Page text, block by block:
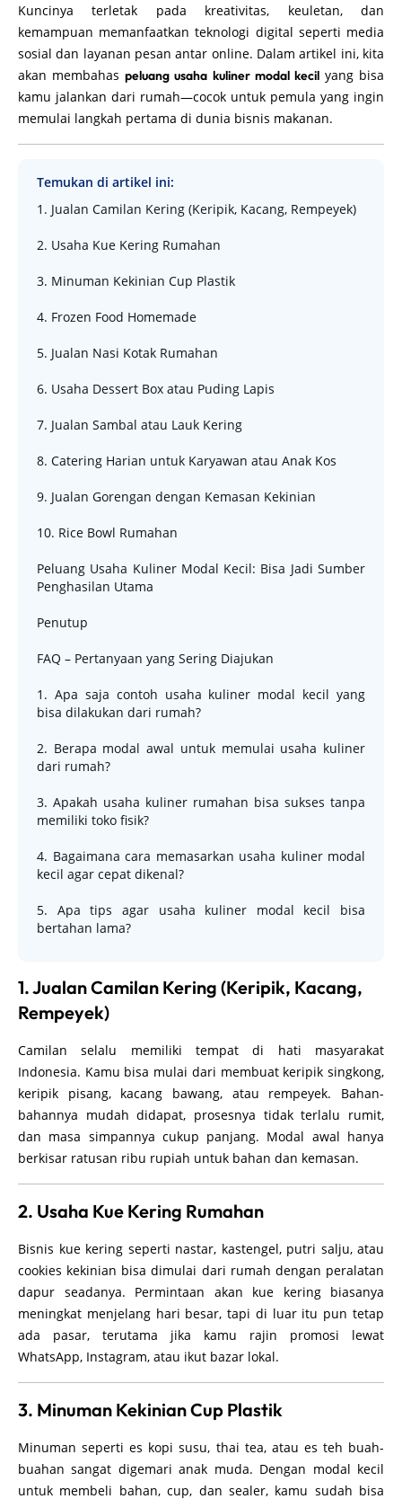
Kuncinya terletak pada kreativitas, keuletan, dan
kemampuan memanfaatkan teknologi digital seperti media
sosial dan layanan pesan antar online. Dalam artikel ini, kita
akan membahaspeluang usaha kuliner modal kecilyang bisa
kamu jalankan dari rumah—cocok untuk pemula yang ingin
memulai langkah pertama di dunia bisnis makanan.
Temukan di artikel ini:
1. Jualan Camilan Kering (Keripik, Kacang, Rempeyek)
2. Usaha Kue Kering Rumahan
3. Minuman Kekinian Cup Plastik
4. Frozen Food Homemade
5. Jualan Nasi Kotak Rumahan
6. Usaha Dessert Box atau Puding Lapis
7. Jualan Sambal atau Lauk Kering
8. Catering Harian untuk Karyawan atau Anak Kos
9. Jualan Gorengan dengan Kemasan Kekinian
10. Rice Bowl Rumahan
Peluang Usaha Kuliner Modal Kecil: Bisa Jadi Sumber
Penghasilan Utama
Penutup
FAQ – Pertanyaan yang Sering Diajukan
1. Apa saja contoh usaha kuliner modal kecil yang
bisa dilakukan dari rumah?
2. Berapa modal awal untuk memulai usaha kuliner
dari rumah?
3. Apakah usaha kuliner rumahan bisa sukses tanpa
memiliki toko fisik?
4. Bagaimana cara memasarkan usaha kuliner modal
kecil agar cepat dikenal?
5. Apa tips agar usaha kuliner modal kecil bisa
bertahan lama?
1. Jualan Camilan Kering (Keripik, Kacang,
Rempeyek)
Camilan selalu memiliki tempat di hati masyarakat
Indonesia. Kamu bisa mulai dari membuat keripik singkong,
keripik pisang, kacang bawang, atau rempeyek. Bahan-
bahannya mudah didapat, prosesnya tidak terlalu rumit,
dan masa simpannya cukup panjang. Modal awal hanya
berkisar ratusan ribu rupiah untuk bahan dan kemasan.
2. Usaha Kue Kering Rumahan
Bisnis kue kering seperti nastar, kastengel, putri salju, atau
cookies kekinian bisa dimulai dari rumah dengan peralatan
dapur seadanya. Permintaan akan kue kering biasanya
meningkat menjelang hari besar, tapi di luar itu pun tetap
ada pasar, terutama jika kamu rajin promosi lewat
WhatsApp, Instagram, atau ikut bazar lokal.
3. Minuman Kekinian Cup Plastik
Minuman seperti es kopi susu, thai tea, atau es teh buah-
buahan sangat digemari anak muda. Dengan modal kecil
untuk membeli bahan, cup, dan sealer, kamu sudah bisa